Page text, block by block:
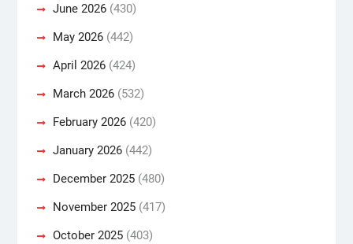
June 2026(430)
May 2026(442)
April 2026(424)
March 2026(532)
February 2026(420)
January 2026(442)
December 2025(480)
November 2025(417)
October 2025(403)